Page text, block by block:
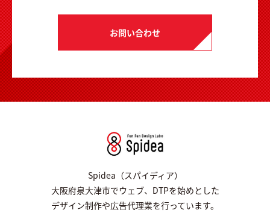
お問い合わせ
Spidea（スパイディア）
大阪府泉大津市でウェブ、DTPを始めとした
デザイン制作や広告代理業を行っています。